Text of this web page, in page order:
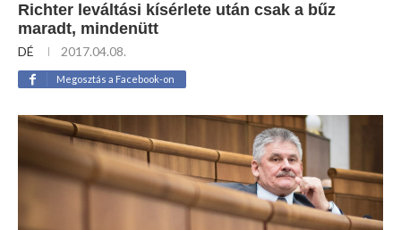
Richter leváltási kísérlete után csak a bűz
maradt, mindenütt
DÉ 2017.04.08.
Megosztás a Facebook-on